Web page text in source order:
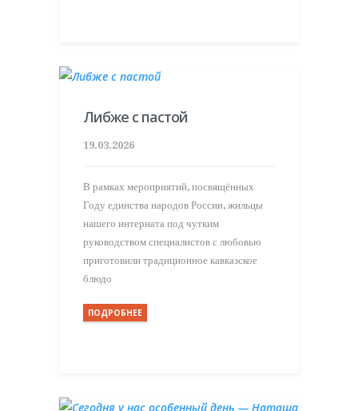
Либже с пастой
19.03.2026
В рамках мероприятий, посвящённых
Году единства народов России, жильцы
нашего интерната под чутким
руководством специалистов с любовью
приготовили традиционное кавказское
блюдо
ПОДРОБНЕЕ